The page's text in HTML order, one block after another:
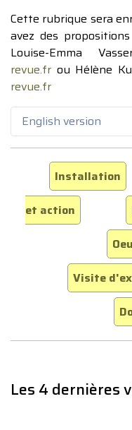
Cette rubrique sera
avez des
Louise-Emma
revue.fr ou Hélène
revue.fr
English version
Installation
et action
Visite
Les 4 dernières